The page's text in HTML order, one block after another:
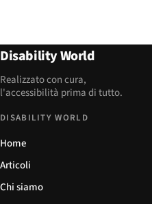
Disability World
Realizzato con cura,
l'accessibilità prima di tutto.
DISABILITY WORLD
Home
Articoli
Chi siamo